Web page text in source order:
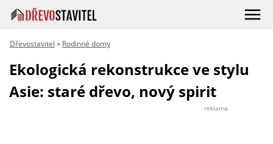
Dřevostavitel » Rodinné domy
Ekologická rekonstrukce ve stylu
Asie: staré dřevo, nový spirit
reklama